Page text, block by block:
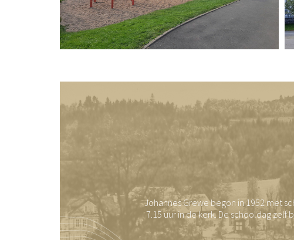
Johannes Grewe begon in 1952 met
7.15 uur in de kerk. De schooldag zelf